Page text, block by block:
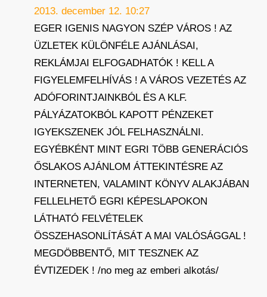
2013. december 12. 10:27
EGER IGENIS NAGYON SZÉP VÁROS ! AZ
ÜZLETEK KÜLÖNFÉLE AJÁNLÁSAI,
REKLÁMJAI ELFOGADHATÓK ! KELL A
FIGYELEMFELHÍVÁS ! A VÁROS VEZETÉS AZ
ADÓFORINTJAINKBÓL ÉS A KLF.
PÁLYÁZATOKBÓL KAPOTT PÉNZEKET
IGYEKSZENEK JÓL FELHASZNÁLNI.
EGYÉBKÉNT MINT EGRI TÖBB GENERÁCIÓS
ŐSLAKOS AJÁNLOM ÁTTEKINTÉSRE AZ
INTERNETEN, VALAMINT KÖNYV ALAKJÁBAN
FELLELHETŐ EGRI KÉPESLAPOKON
LÁTHATÓ FELVÉTELEK
ÖSSZEHASONLÍTÁSÁT A MAI VALÓSÁGGAL !
MEGDÖBBENTŐ, MIT TESZNEK AZ
ÉVTIZEDEK ! /no meg az emberi alkotás/